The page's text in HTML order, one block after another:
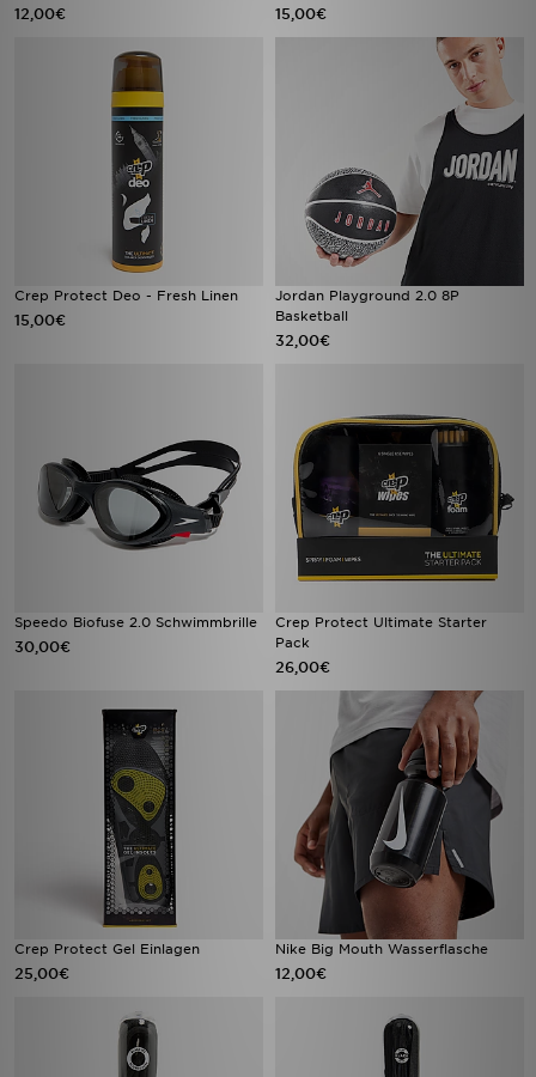
12,00€ 15,00€
Crep Protect Deo - Fresh Linen
15,00€
Jordan Playground 2.0 8P
Basketball
32,00€
Speedo Biofuse 2.0 Schwimmbrille
30,00€
Crep Protect Ultimate Starter
Pack
26,00€
Crep Protect Gel Einlagen
25,00€
Nike Big Mouth Wasserflasche
12,00€